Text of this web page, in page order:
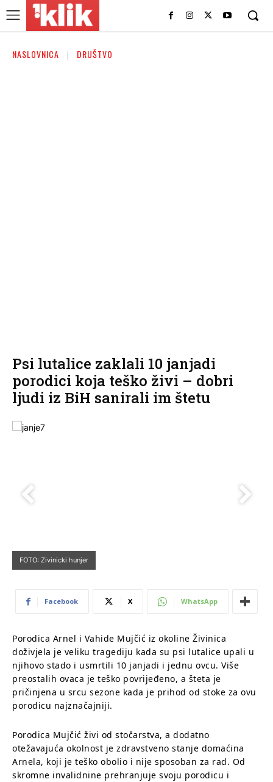
NASLOVNICA DRUŠTVO
Psi lutalice zaklali 10 janjadi
porodici koja teško živi – dobri
ljudi iz BiH sanirali im štetu
FOTO: Zivinicki hunjer
Facebook X WhatsApp
Porodica Arnel i Vahide Mujčić iz okoline Živinica
doživjela je veliku tragediju kada su psi lutalice upali u
njihovo stado i usmrtili 10 janjadi i jednu ovcu. Više
preostalih ovaca je teško povrijeđeno, a šteta je
pričinjena u srcu sezone kada je prihod od stoke za ovu
porodicu najznačajniji.
Porodica Mujčić živi od stočarstva, a dodatno
otežavajuća okolnost je zdravstveno stanje domaćina
Arnela, koji je teško obolio i nije sposoban za rad. Od
skromne invalidnine prehranjuje svoju porodicu i